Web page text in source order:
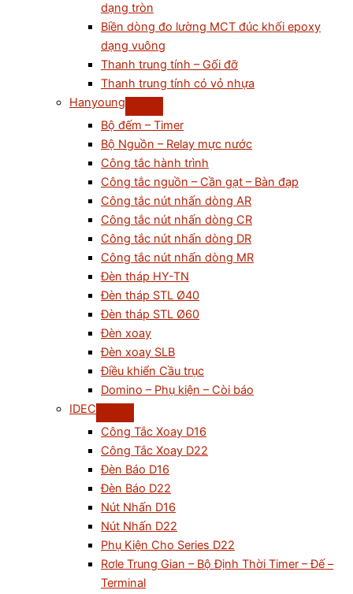
dạng tròn
Biền dòng đo lường MCT đúc khối epoxy
dạng vuông
Thanh trung tính – Gối đỡ
Thanh trung tính có vỏ nhựa
Hanyoung
Bộ đếm – Timer
Bộ Nguồn – Relay mực nước
Công tắc hành trình
Công tắc nguồn – Cần gạt – Bàn đạp
Công tắc nút nhấn dòng AR
Công tắc nút nhấn dòng CR
Công tắc nút nhấn dòng DR
Công tắc nút nhấn dòng MR
Đèn tháp HY-TN
Đèn tháp STL Ø40
Đèn tháp STL Ø60
Đèn xoay
Đèn xoay SLB
Điều khiển Cầu trục
Domino – Phụ kiện – Còi báo
IDEC
Công Tắc Xoay D16
Công Tắc Xoay D22
Đèn Báo D16
Đèn Báo D22
Nút Nhấn D16
Nút Nhấn D22
Phụ Kiện Cho Series D22
Rơle Trung Gian – Bộ Định Thời Timer – Đế –
Terminal